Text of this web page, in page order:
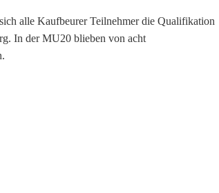
alle Kaufbeurer Teilnehmer die Qualifikation
In der MU20 blieben von acht